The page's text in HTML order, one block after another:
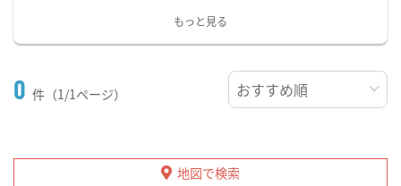
もっと見る
0 件（1/1ページ）
地図で検索